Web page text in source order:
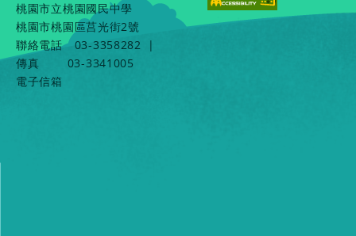
桃園市立桃園國民中學
桃園市桃園區莒光街2號
聯絡電話
03-3358282
|
傳真
03-3341005
電子信箱